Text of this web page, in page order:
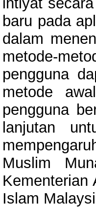
baru pada
dalam
metode-
pengguna
metode
pengguna
lanjutan
Muslim
Kementerian
Islam